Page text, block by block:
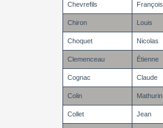
Chevrefils François
Chiron Louis
Choquet Nicolas
Clemenceau Étienne
Cognac Claude
Colin Mathurin
Collet Jean